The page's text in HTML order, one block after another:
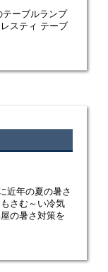
ーブルランプ
ティ テーブ
近年の夏の暑さ
さむ～い冷気
の暑さ対策を